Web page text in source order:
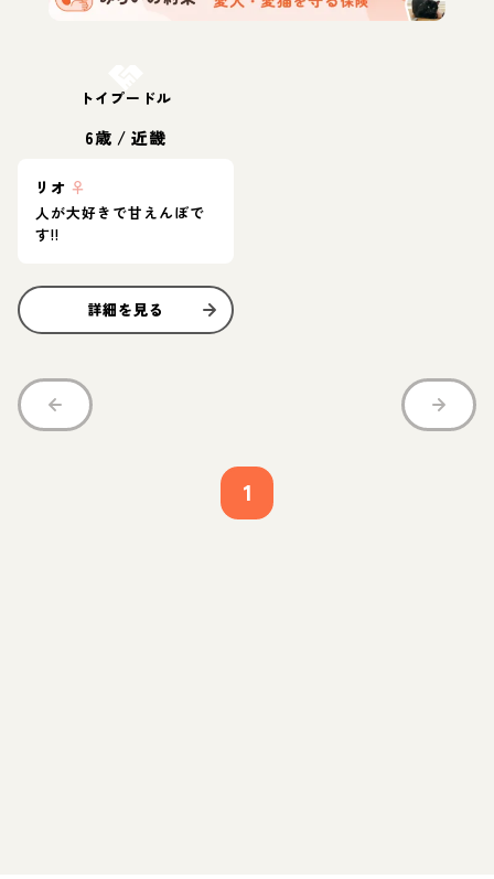
トイプードル
6歳 /近畿
リオ ♀
人が大好きで甘えんぼで
す!!
詳細を見る
1